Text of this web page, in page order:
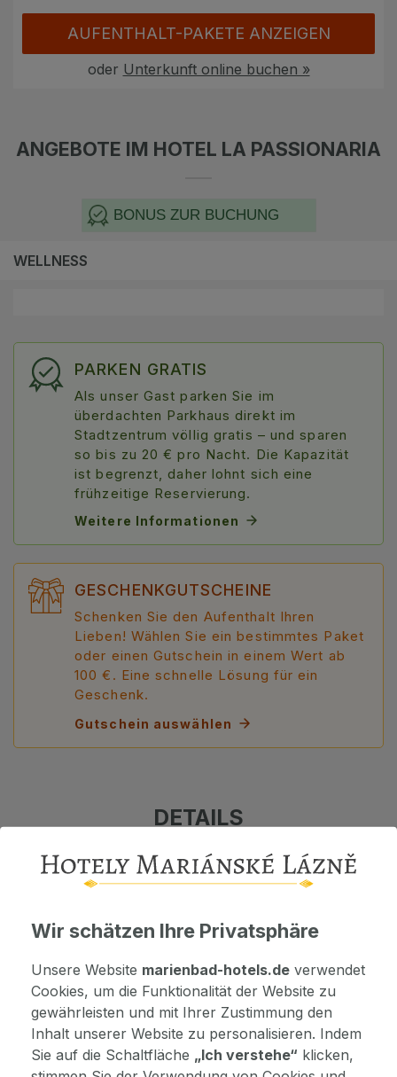
AUFENTHALT-PAKETE ANZEIGEN
oder Unterkunft online buchen »
ANGEBOTE IM HOTEL LA PASSIONARIA
BONUS ZUR BUCHUNG
WELLNESS
PARKEN GRATIS
Als unser Gast parken Sie im
überdachten Parkhaus direkt im
Stadtzentrum völlig gratis – und sparen
so bis zu 20 € pro Nacht. Die Kapazität
ist begrenzt, daher lohnt sich eine
frühzeitige Reservierung.
Weitere Informationen
GESCHENKGUTSCHEINE
Schenken Sie den Aufenthalt Ihren
Lieben! Wählen Sie ein bestimmtes Paket
oder einen Gutschein in einem Wert ab
100 €. Eine schnelle Lösung für ein
Geschenk.
Gutschein auswählen
DETAILS
HOTEL INFO
Das Hotel befindet sich in einer ruhigen Lage der
Stadt und doch ist es nur wenige Gehminuten (1,3
KM) von der Hauptkolonnade entfernt. Insgesamt
befindet sich in 300 Metern vom Hotel der schöne
Kurpark mit der Kolonnade der Quelle Ferdinant.
Wir schätzen Ihre Privatsphäre
Unsere Website marienbad-hotels.de verwendet
Cookies, um die Funktionalität der Website zu
gewährleisten und mit Ihrer Zustimmung den
Inhalt unserer Website zu personalisieren. Indem
Sie auf die Schaltfläche „Ich verstehe“ klicken,